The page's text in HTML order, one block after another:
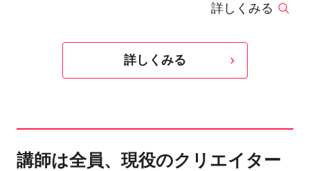
詳しくみる
詳しくみる
講師は全員、現役のクリエイター